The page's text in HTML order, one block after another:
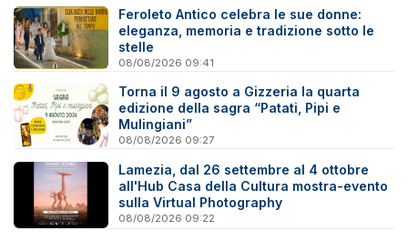
Feroleto Antico celebra le sue donne:
eleganza, memoria e tradizione sotto le
stelle
08/08/2026 09:41
Torna il 9 agosto a Gizzeria la quarta
edizione della sagra “Patati, Pipi e
Mulingiani”
08/08/2026 09:27
Lamezia, dal 26 settembre al 4 ottobre
all'Hub Casa della Cultura mostra-evento
sulla Virtual Photography
08/08/2026 09:22